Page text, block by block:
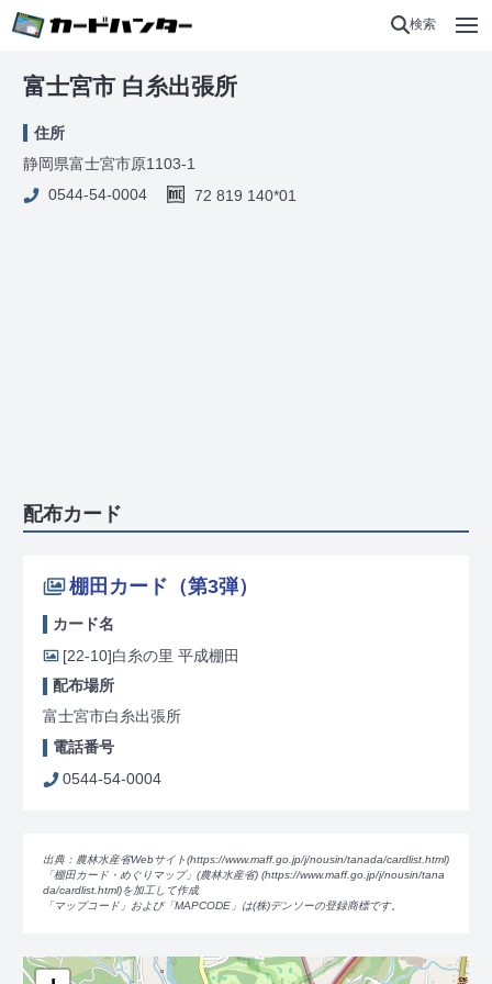
検索
富士宮市 白糸出張所
住所
静岡県富士宮市原1103-1
0544-54-0004
72 819 140*01
配布カード
棚田カード（第3弾）
カード名
[22-10]白糸の里 平成棚田
配布場所
富士宮市白糸出張所
電話番号
0544-54-0004
出典：農林水産省Webサイト(https://www.maff.go.jp/j/nousin/tanada/cardlist.html)
「棚田カード・めぐりマップ」(農林水産省) (https://www.maff.go.jp/j/nousin/tana
da/cardlist.html)を加工して作成
「マップコード」および「MAPCODE」は(株)デンソーの登録商標です。